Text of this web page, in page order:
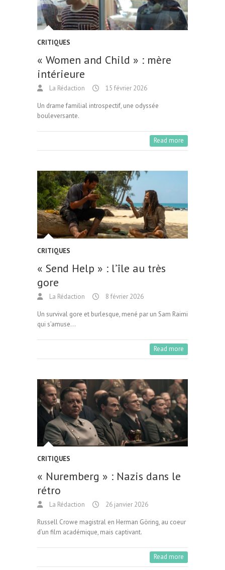
CRITIQUES
« Women and Child » : mère
intérieure
La Rédaction 15 février 2026
Un drame familial introspectif, une odyssée
bouleversante.
Read more
CRITIQUES
« Send Help » : l’île au très
gore
La Rédaction 8 février 2026
Un survival gore et burlesque, mené par un Sam Raimi
qui s’amuse…
Read more
CRITIQUES
« Nuremberg » : Nazis dans le
rétro
La Rédaction 26 janvier 2026
Russell Crowe magistral en Herman Göring, au coeur
d’un film académique, mais captivant.
Read more